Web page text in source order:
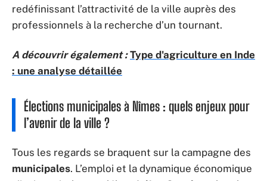
redéfinissant l’attractivité de la ville auprès des
professionnels à la recherche d’un tournant.
A découvrir également : Type d'agriculture en Inde
: une analyse détaillée
Élections municipales à Nîmes : quels enjeux pour
l’avenir de la ville ?
Tous les regards se braquent sur la campagne des
municipales. L’emploi et la dynamique économique